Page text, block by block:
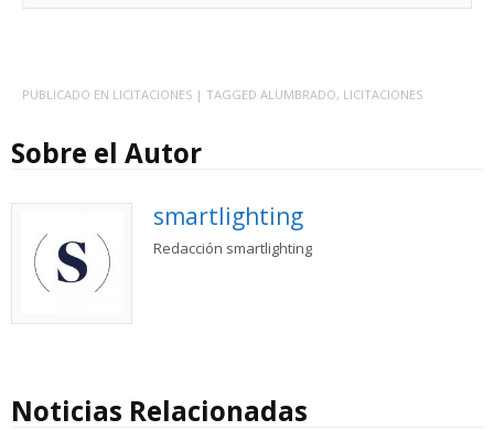
PUBLICADO EN LICITACIONES | TAGGED ALUMBRADO, LICITACIONES
Sobre el Autor
smartlighting
Redacción smartlighting
Noticias Relacionadas